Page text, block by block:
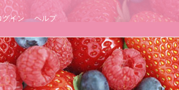
グイン ヘルプ